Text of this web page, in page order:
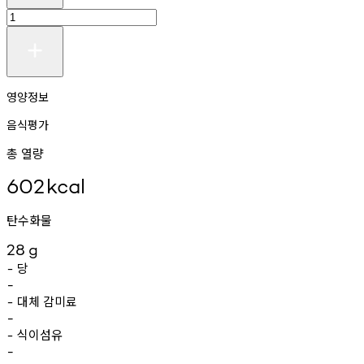
영양정보
음식평가
총 열량
602kcal
탄수화물
28 g
- 당
-
- 대체 감미료
-
- 식이섬유
-